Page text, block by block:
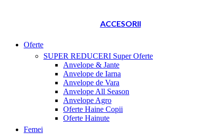
ACCESORII
Oferte
SUPER REDUCERI Super Oferte
Anvelope & Jante
Anvelope de Iarna
Anvelope de Vara
Anvelope All Season
Anvelope Agro
Oferte Haine Copii
Oferte Hainute
Femei